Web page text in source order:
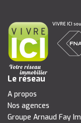
Le réseau
A propos
Nos agences
Groupe Arnaud Fay